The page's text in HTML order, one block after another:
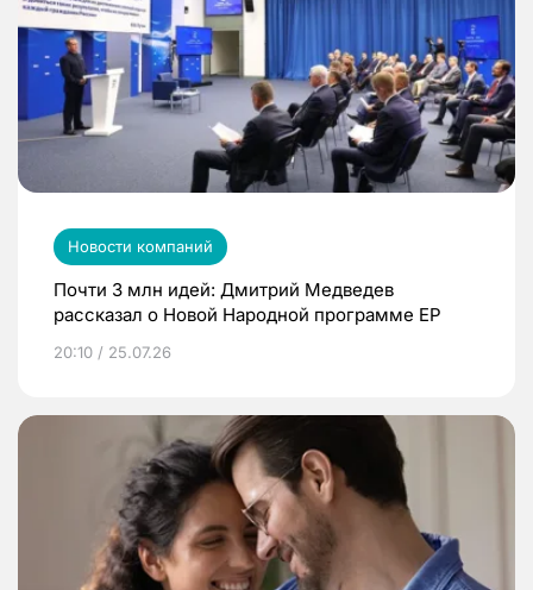
Новости компаний
Почти 3 млн идей: Дмитрий Медведев
рассказал о Новой Народной программе ЕР
20:10 / 25.07.26